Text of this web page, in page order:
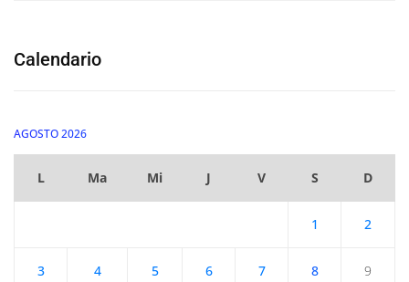
Calendario
AGOSTO 2026
L Ma Mi J V S D
1 2
3 4 5 6 7 8 9